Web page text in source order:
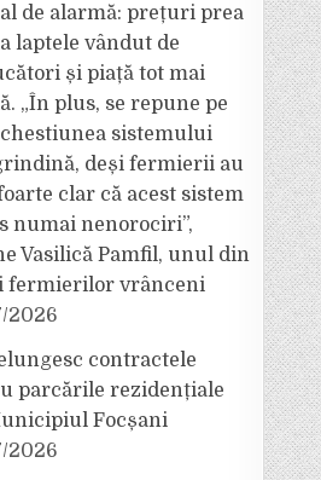
de alarmă: prețuri prea
laptele vândut de
și piață tot mai
„În plus, se repune pe
sistemului
deși fermierii au
clar că acest sistem
numai nenorociri”,
Vasilică Pamfil, unul din
fermierilor vrânceni
2026
contractele
parcările rezidențiale
Focșani
2026